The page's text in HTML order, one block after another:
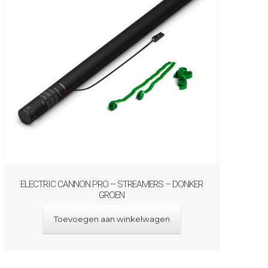
ELECTRIC CANNON PRO – STREAMERS – DONKER
GROEN
Toevoegen aan winkelwagen